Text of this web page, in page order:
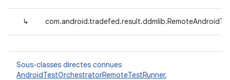
↳
Sous-classes directes connues
AndroidTestOrchestratorRemoteTestRunner,